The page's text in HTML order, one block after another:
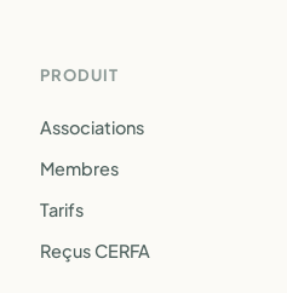
PRODUIT
Associations
Membres
Tarifs
Reçus CERFA